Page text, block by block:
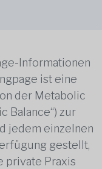
Informationen
ist eine
der Metabolic
Balance“) zur
jedem einzelnen
gestellt,
private Praxis